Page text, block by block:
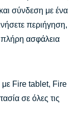
σύνδεση με ένα
περιήγηση,
ασφάλεια
με Fire tablet, Fire
σε όλες τις